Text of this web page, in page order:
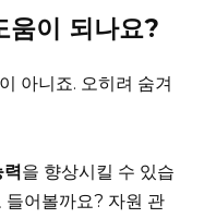
움이 되나요?
아니죠. 오히려 숨겨
을 향상시킬 수 있습
들어볼까요? 자원 관